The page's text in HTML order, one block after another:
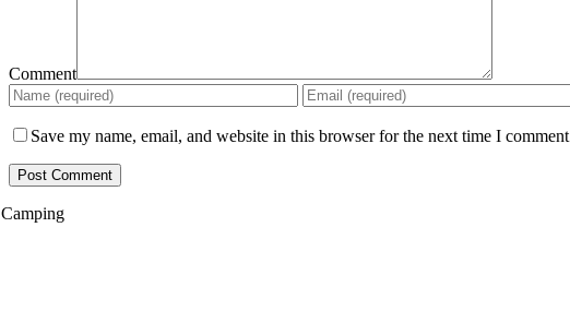
Comment
Save my name, email, and website in this browser for the next time I
Camping